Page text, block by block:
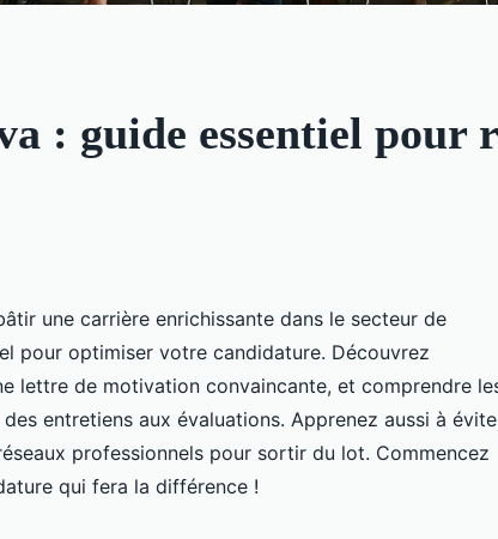
: guide essentiel pour
une carrière enrichissante dans le secteur de
pour optimiser votre candidature. Découvrez
lettre de motivation convaincante, et comprendre
entretiens aux évaluations. Apprenez aussi à
professionnels pour sortir du lot. Commencez
qui fera la différence !